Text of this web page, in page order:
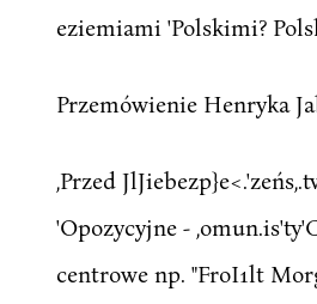
eziemiami 'Polskimi?
Przemówienie Henryka
,Przed
'Opozycyjne -
centrowe np. "FroI1lt